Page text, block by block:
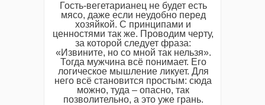
Гость-вегетарианец не будет есть
мясо, даже если неудобно перед
хозяйкой. С принципами и
ценностями так же. Проводим черту,
за которой следует фраза:
«Извините, но со мной так нельзя».
Тогда мужчина всё понимает. Его
логическое мышление ликует. Для
него всё становится простым: сюда
можно, туда – опасно, так
позволительно, а это уже грань.